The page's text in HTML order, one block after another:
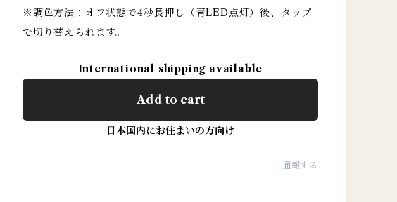
※調色方法：オフ状態で4秒長押し（青LED点灯）後、タップ
で切り替えられます。
International shipping available
Add to cart
日本国内にお住まいの方向け
通報する